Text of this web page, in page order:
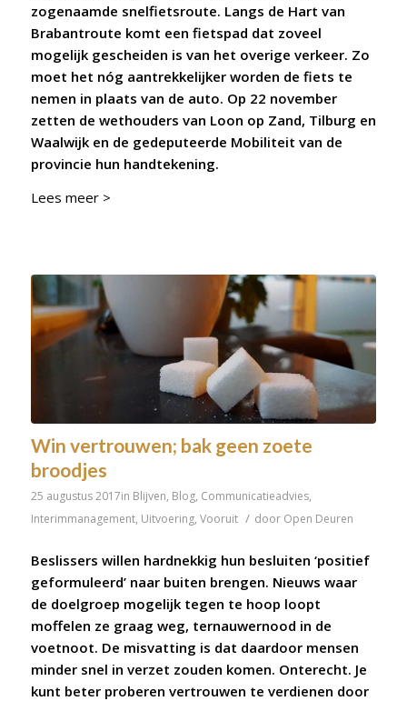
zogenaamde snelfietsroute. Langs de Hart van
Brabantroute komt een fietspad dat zoveel
mogelijk gescheiden is van het overige verkeer. Zo
moet het nóg aantrekkelijker worden de fiets te
nemen in plaats van de auto. Op 22 november
zetten de wethouders van Loon op Zand, Tilburg en
Waalwijk en de gedeputeerde Mobiliteit van de
provincie hun handtekening.
Lees meer >
Win vertrouwen; bak geen zoete
broodjes
25 augustus 2017in Blijven, Blog, Communicatieadvies,
Interimmanagement, Uitvoering, Vooruit / door Open Deuren
Beslissers willen hardnekkig hun besluiten ‘positief
geformuleerd’ naar buiten brengen. Nieuws waar
de doelgroep mogelijk tegen te hoop loopt
moffelen ze graag weg, ternauwernood in de
voetnoot. De misvatting is dat daardoor mensen
minder snel in verzet zouden komen. Onterecht. Je
kunt beter proberen vertrouwen te verdienen door